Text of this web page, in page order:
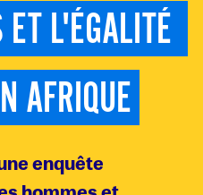
L'ÉGALITÉ
AFRIQUE
enquête